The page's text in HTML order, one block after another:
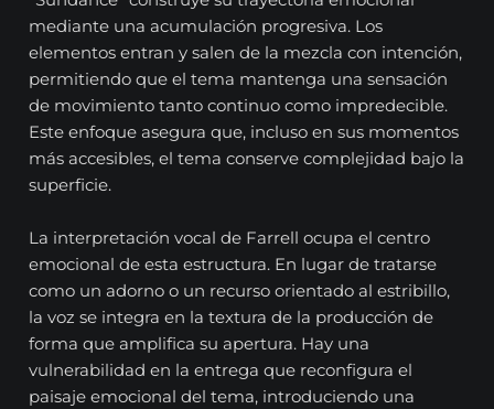
mediante una acumulación progresiva. Los
elementos entran y salen de la mezcla con intención,
permitiendo que el tema mantenga una sensación
de movimiento tanto continuo como impredecible.
Este enfoque asegura que, incluso en sus momentos
más accesibles, el tema conserve complejidad bajo la
superficie.
La interpretación vocal de Farrell ocupa el centro
emocional de esta estructura. En lugar de tratarse
como un adorno o un recurso orientado al estribillo,
la voz se integra en la textura de la producción de
forma que amplifica su apertura. Hay una
vulnerabilidad en la entrega que reconfigura el
paisaje emocional del tema, introduciendo una